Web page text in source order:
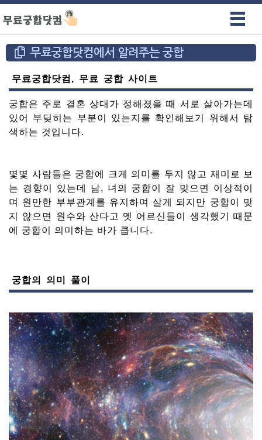
무료궁합닷컴에서 알려주는 궁합
무료궁합닷컴, 무료 궁합 사이트
궁합은 주로 결혼 상대가 정해졌을 때 서로 살아가는데
있어 부딪히는 부분이 있는지를 확인해보기 위해서 탐
색하는 것입니다.
몇몇 사람들은 궁합에 크게 의미를 두지 않고 재미로 보
는 경향이 있는데 남, 녀의 궁합이 잘 맞으면 이상적이
며 원만한 부부관계를 유지하며 살게 되지만 궁합이 맞
지 않으면 원수와 산다고 옛 어르신들이 생각했기 때문
에 궁합이 의미하는 바가 큽니다.
궁합의 의미 풀이